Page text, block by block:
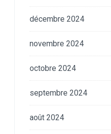
décembre 2024
novembre 2024
octobre 2024
septembre 2024
août 2024